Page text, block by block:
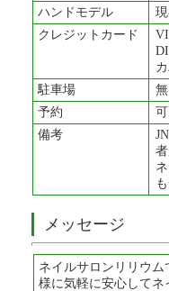
ハンドモデル
クレジットカード
駐車場
無
予約
可
備考
メッセージ
ネイルサロンリリウ
様に気軽に安心して